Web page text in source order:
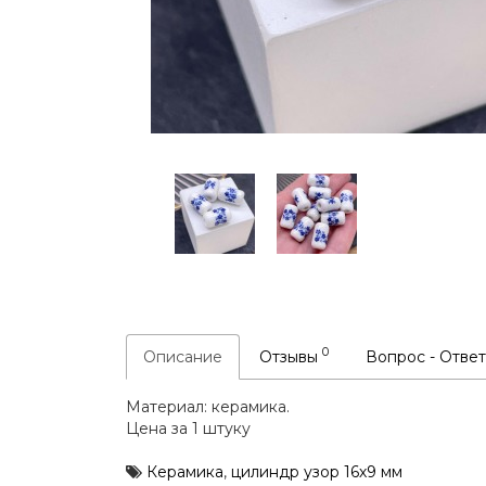
Описание Отзывы 0 Вопрос -
Материал: керамика.
Цена за 1 штуку
Керамика, цилиндр узор 16х9 мм